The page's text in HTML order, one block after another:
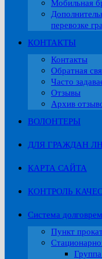
Мобильная
перевозке
КОНТАКТЫ
Контакты
Обратная
Часто
Отзывы
Архив
ВОЛОНТЕРЫ
ДЛЯ ГРАЖДАН
КАРТА САЙТА
КОНТРОЛЬ
Система
Пункт